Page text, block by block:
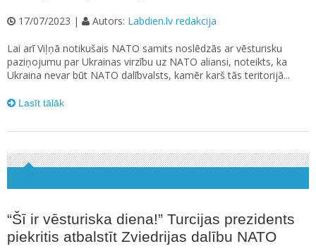
17/07/2023 | Autors: Labdien.lv redakcija
Lai arī Viļņā notikušais NATO samits noslēdzās ar vēsturisku
paziņojumu par Ukrainas virzību uz NATO aliansi, noteikts, ka
Ukraina nevar būt NATO dalībvalsts, kamēr karš tās teritorijā...
Lasīt tālāk
“Šī ir vēsturiska diena!” Turcijas prezidents
piekritis atbalstīt Zviedrijas dalību NATO